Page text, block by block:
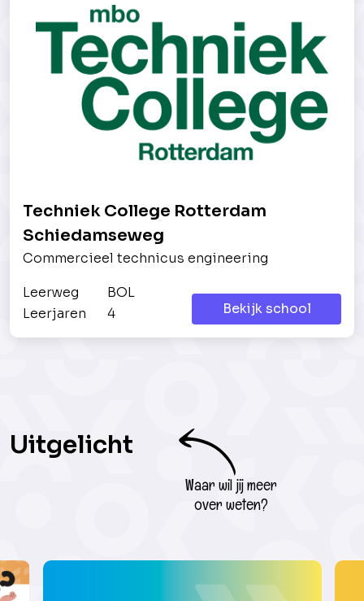
Techniek College Rotterdam
Schiedamseweg
Commercieel technicus engineering
Leerweg
BOL
Leerjaren
4 Bekijk school
Uitgelicht
Waar wil jij meer
over weten?